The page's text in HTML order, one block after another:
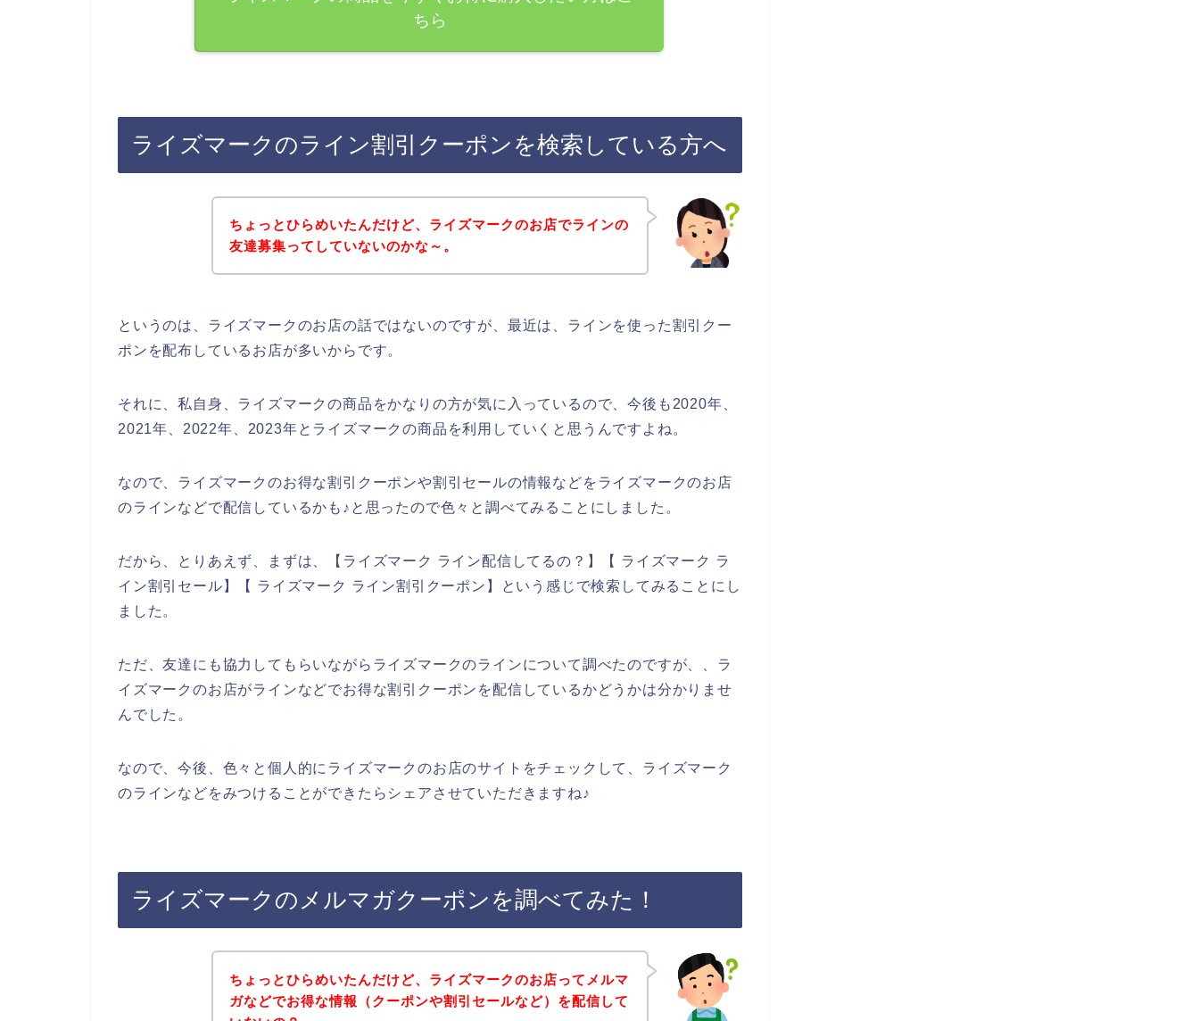
ちら
ライズマークのライン割引クーポンを検索している方へ
ちょっとひらめいたんだけど、ライズマークのお店でラインの
友達募集ってしていないのかな～。
というのは、ライズマークのお店の話ではないのですが、最近は、ラインを使った割引クー
ポンを配布しているお店が多いからです。
それに、私自身、ライズマークの商品をかなりの方が気に入っているので、今後も2020年、
2021年、2022年、2023年とライズマークの商品を利用していくと思うんですよね。
なので、ライズマークのお得な割引クーポンや割引セールの情報などをライズマークのお店
のラインなどで配信しているかも♪と思ったので色々と調べてみることにしました。
だから、とりあえず、まずは、【ライズマーク ライン配信してるの？】【 ライズマーク ラ
イン割引セール】【 ライズマーク ライン割引クーポン】という感じで検索してみることにし
ました。
ただ、友達にも協力してもらいながらライズマークのラインについて調べたのですが、、ラ
イズマークのお店がラインなどでお得な割引クーポンを配信しているかどうかは分かりませ
んでした。
なので、今後、色々と個人的にライズマークのお店のサイトをチェックして、ライズマーク
のラインなどをみつけることができたらシェアさせていただきますね♪
ライズマークのメルマガクーポンを調べてみた！
ちょっとひらめいたんだけど、ライズマークのお店ってメルマ
ガなどでお得な情報（クーポンや割引セールなど）を配信して